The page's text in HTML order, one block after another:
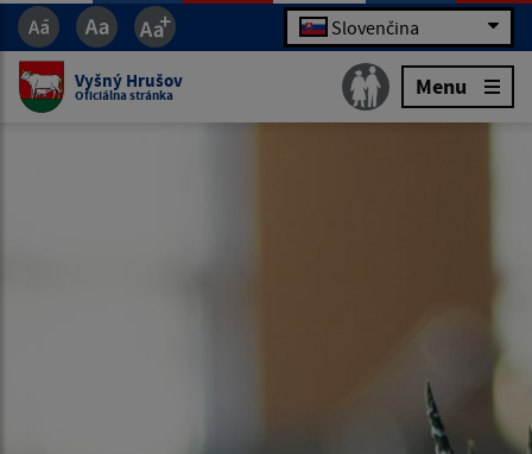
Slovenčina
Vyšný Hrušov
Oficiálna stránka Menu